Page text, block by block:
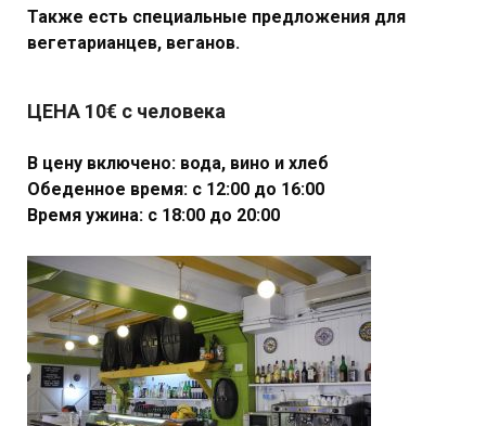
Также есть специальные предложения для
вегетарианцев, веганов.
ЦЕНА 10€ с человека
В цену включено: вода, вино и хлеб
Обеденное время: с 12:00 до 16:00
Время ужина: с 18:00 до 20:00